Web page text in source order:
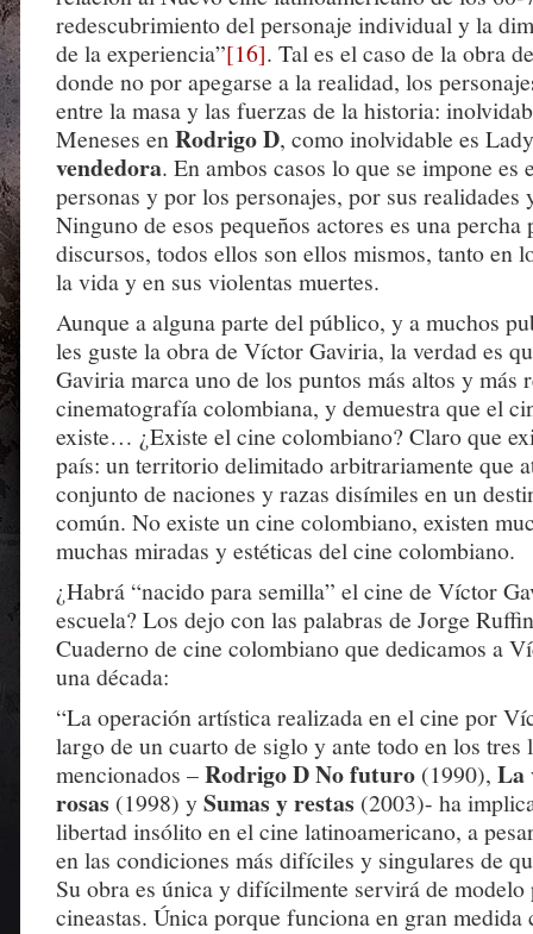
redescubrimiento del personaje individual y la
de la experiencia”[16]. Tal es el caso de la obra
donde no por apegarse a la realidad, los
entre la masa y las fuerzas de la historia:
Meneses enRodrigo D, como inolvidable es
vendedora. En ambos casos lo que se impone es
personas y por los personajes, por sus realidades
Ninguno de esos pequeños actores es una percha
discursos, todos ellos son ellos mismos, tanto en
la vida y en sus violentas muertes.
Aunque a alguna parte del público, y a muchos
les guste la obra de Víctor Gaviria, la verdad es
Gaviria marca uno de los puntos más altos y más
cinematografía colombiana, y demuestra que el
existe… ¿Existe el cine colombiano? Claro que
país: un territorio delimitado arbitrariamente que
conjunto de naciones y razas disímiles en un
común. No existe un cine colombiano, existen
muchas miradas y estéticas del cine colombiano.
¿Habrá “nacido para semilla” el cine de Víctor
escuela? Los dejo con las palabras de Jorge
Cuaderno de cine colombiano que dedicamos a
una década:
“La operación artística realizada en el cine por
largo de un cuarto de siglo y ante todo en los tres
mencionados –Rodrigo D No futuro (1990), La
rosas (1998) ySumas y restas (2003)- ha
libertad insólito en el cine latinoamericano, a
en las condiciones más difíciles y singulares de
Su obra es única y difícilmente servirá de modelo
cineastas. Única porque funciona en gran medida